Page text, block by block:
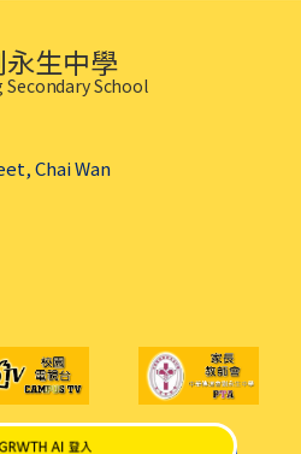
生中學
Secondary School
Chai Wan